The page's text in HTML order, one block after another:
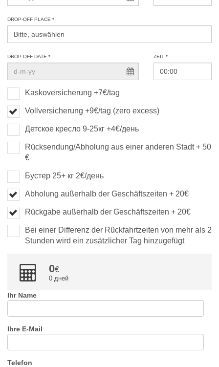
DROP-OFF PLACE *
DROP-OFF DATE * ZEIT *
Kaskoversicherung +7€/tag
Vollversicherung +9€/tag (zero excess)
Детское кресло 9-25кг +4€/день
Rücksendung/Abholung aus einer anderen Stadt + 50
€
Бустер 25+ кг 2€/день
Abholung außerhalb der Geschäftszeiten + 20€
Rückgabe außerhalb der Geschäftszeiten + 20€
Bei einer Differenz der Rückfahrtzeiten von mehr als 2
Stunden wird ein zusätzlicher Tag hinzugefügt
0
0 дней
Ihr Name
Ihre E-Mail
Telefon